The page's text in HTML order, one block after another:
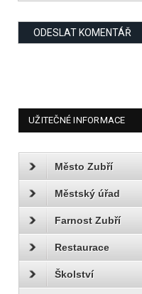
UŽITEČNÉ INFORMACE
Město Zubří
Městský úřad
Farnost Zubří
Restaurace
Školství